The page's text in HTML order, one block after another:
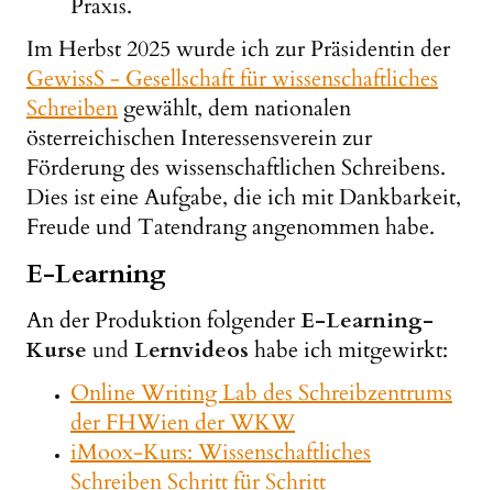
Praxis.
Im Herbst 2025 wurde ich zur Präsidentin der
GewissS - Gesellschaft für wissenschaftliches
Schreiben gewählt, dem nationalen
österreichischen Interessensverein zur
Förderung des wissenschaftlichen Schreibens.
Dies isteine Aufgabe, die ich mit Dankbarkeit,
Freude und Tatendrang angenommen habe.
E-Learning
An der Produktion folgenderE-Learning-
Kurse und Lernvideos habe ich mitgewirkt:
Online Writing Lab des Schreibzentrums
der FHWien der WKW
iMoox-Kurs: Wissenschaftliches
Schreiben Schritt für Schritt